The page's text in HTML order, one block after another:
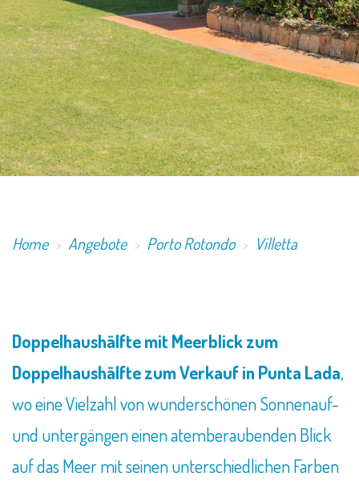
Home Angebote Porto Rotondo Villetta
Doppelhaushälfte mit Meerblick zum
Doppelhaushälfte zum Verkauf in Punta Lada,
wo eine Vielzahl von wunderschönen Sonnenauf-
und untergängen einen atemberaubenden Blick
auf das Meer mit seinen unterschiedlichen Farben